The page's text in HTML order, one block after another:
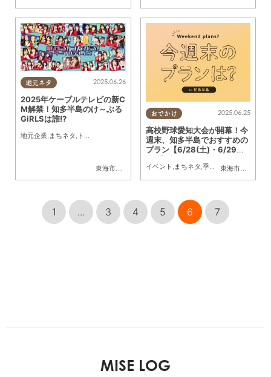
地元ネタ
東海市
, 大府市 知多市,東浦町 ,阿久比町,半田市,常滑市
2025.06.26
2025年ケーブルテレビの新C
M解禁！知多半島のけ～ぶる
GiRLSは誰!?
地元企業, まちネタ , トレンド
おでかけ
東海市東浦町
2025.06.25
高校野球愛知大会が開幕！今
週末、知多半島でおすすめの
プラン【6/28(土)・6/29
イベント , まちネタ ,季節ネタ ,まとめ記事
1 ... 3 4 5 6 7
MISE LOG